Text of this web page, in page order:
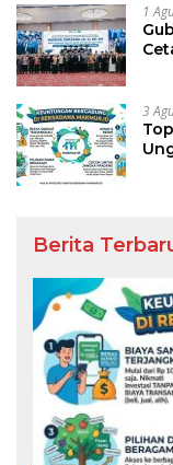
1
3
Berita